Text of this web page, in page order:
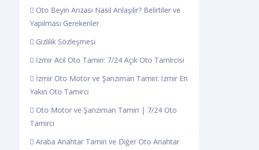
Oto Beyin Arızası Nasıl Anlaşılır? Belirtiler ve
Yapılması Gerekenler
Gizlilik Sözleşmesi
İzmir Acil Oto Tamiri: 7/24 Açık Oto Tamircisi
İzmir Oto Motor ve Şanzıman Tamiri: İzmir En
Yakın Oto Tamirci
Oto Motor ve Şanzıman Tamiri | 7/24 Oto
Tamirci
Araba Anahtar Tamiri ve Diğer Oto Anahtar